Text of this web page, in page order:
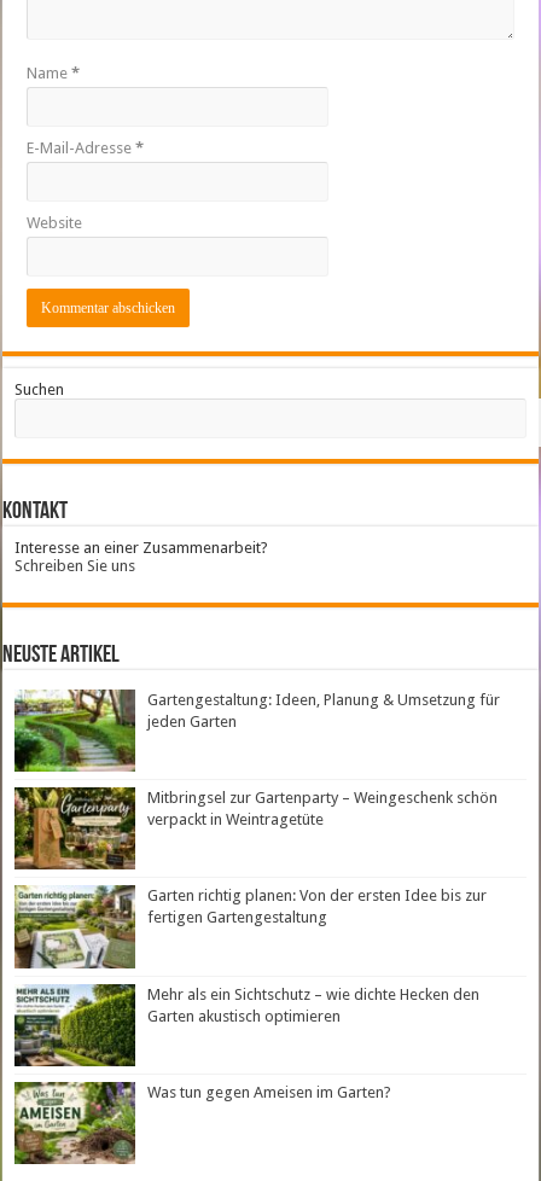
Name*
E-Mail-Adresse*
Website
Suchen
Kontakt
Interesse an einer Zusammenarbeit?
Schreiben Sie uns
neuste Artikel
Gartengestaltung: Ideen, Planung & Umsetzung für
jeden Garten
Mitbringsel zur Gartenparty – Weingeschenk schön
verpackt in Weintragetüte
Garten richtig planen: Von der ersten Idee bis zur
fertigen Gartengestaltung
Mehr als ein Sichtschutz – wie dichte Hecken den
Garten akustisch optimieren
Was tun gegen Ameisen im Garten?